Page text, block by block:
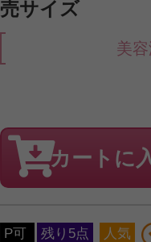
売サイズ
美
カートに
P可 残り5点 人気